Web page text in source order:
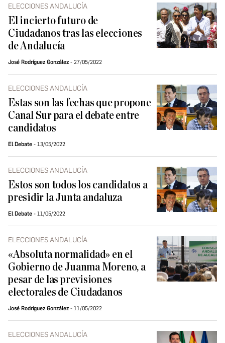
ELECCIONES ANDALUCÍA
El incierto futuro de
Ciudadanos tras las elecciones
de Andalucía
José Rodríguez González 27/05/2022
ELECCIONES ANDALUCÍA
Estas son las fechas que propone
Canal Sur para el debate entre
candidatos
El Debate 13/05/2022
ELECCIONES ANDALUCÍA
Estos son todos los candidatos a
presidir la Junta andaluza
El Debate 11/05/2022
ELECCIONES ANDALUCÍA
«Absoluta normalidad» en el
Gobierno de Juanma Moreno, a
pesar de las previsiones
electorales de Ciudadanos
José Rodríguez González 11/05/2022
ELECCIONES ANDALUCÍA